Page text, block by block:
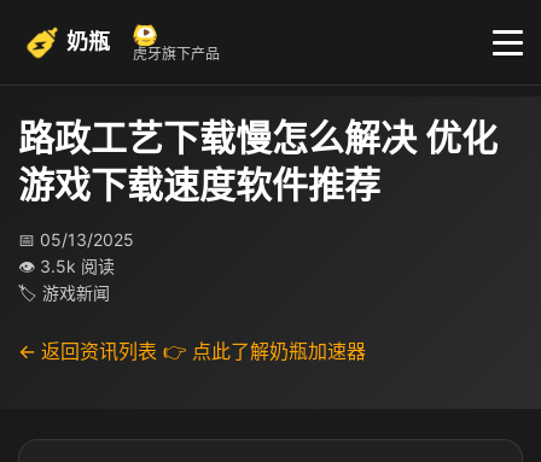
奶瓶 虎牙旗下产品
路政工艺下载慢怎么解决 优化
游戏下载速度软件推荐
📅 05/13/2025
👁 3.5k 阅读
🏷 游戏新闻
← 返回资讯列表 👉 点此了解奶瓶加速器